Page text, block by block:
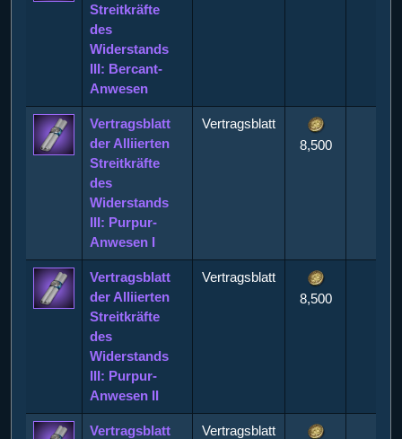
Streitkräfte
des
Widerstands
III: Bercant-
Anwesen
Vertragsblatt
der Alliierten
Streitkräfte
des
Widerstands
III: Purpur-
Anwesen I
Vertragsblatt
8,500
Vertragsblatt
der Alliierten
Streitkräfte
des
Widerstands
III: Purpur-
Anwesen II
Vertragsblatt
8,500
Vertragsblatt
Vertragsblatt